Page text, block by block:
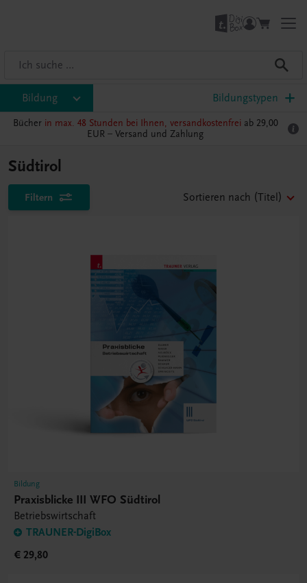
Bildung Bildungstypen
Bücher in max. 48 Stunden bei Ihnen, versandkostenfrei ab 29,00
EUR – Versand und Zahlung
Südtirol
Filtern Sortieren nach (Titel)
Bildung
Praxisblicke III WFO Südtirol
Betriebswirtschaft
TRAUNER-DigiBox
€ 29,80